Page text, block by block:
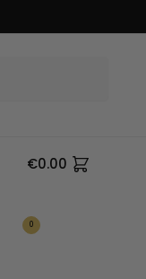
€0.00
0